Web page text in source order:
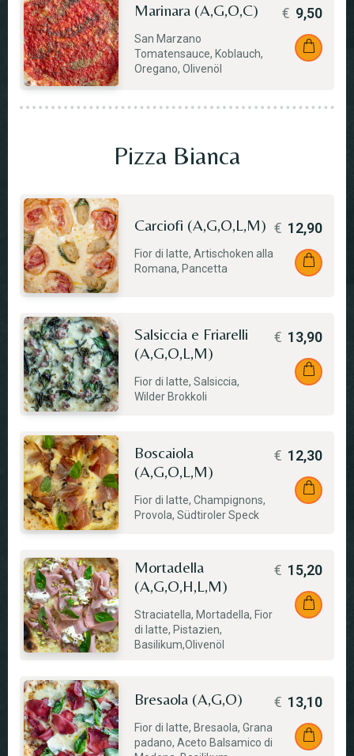
Marinara (A,G,O,C)
San Marzano
Tomatensauce, Koblauch,
Oregano, Olivenöl
€ 9,50
Pizza Bianca
Carciofi (A,G,O,L,M)
Fior di latte, Artischoken alla
Romana, Pancetta
€ 12,90
Salsiccia e Friarelli
(A,G,O,L,M)
Fior di latte, Salsiccia,
Wilder Brokkoli
€ 13,90
Boscaiola
(A,G,O,L,M)
Fior di latte, Champignons,
Provola, Südtiroler Speck
€ 12,30
Mortadella
(A,G,O,H,L,M)
Straciatella, Mortadella, Fior
di latte, Pistazien,
Basilikum,Olivenöl
€ 15,20
Bresaola (A,G,O)
Fior di latte, Bresaola, Grana
padano, Aceto Balsamico di
€ 13,10